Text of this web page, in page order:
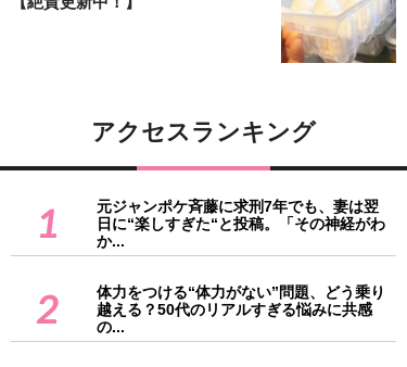
アクセスランキング
1
元ジャンポケ斉藤に求刑7年でも、妻は翌
日に“楽しすぎた“と投稿。「その神経がわ
か...
2
体力をつける“体力がない”問題、どう乗り
越える？50代のリアルすぎる悩みに共感
の...